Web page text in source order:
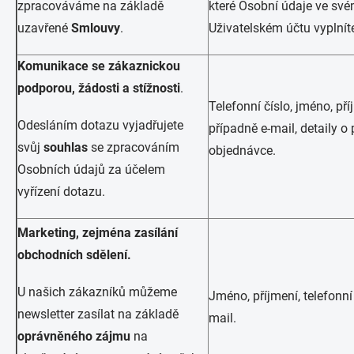
zpracováváme na základě
uzavřené Smlouvy.
které Osobní údaje ve
Uživatelském účtu
Komunikace se zákaznickou
podporou, žádosti a stížnosti.
Odesláním dotazu vyjadřujete
svůj souhlas se zpracováním
Osobních údajů za účelem
vyřízení dotazu.
Telefonní číslo, jméno,
případně e-mail, detaily o
objednávce.
Marketing, zejména zasílání
obchodních sdělení.
U našich zákazníků můžeme
newsletter zasílat na základě
oprávněného zájmu na
Jméno, příjmení,
mail.